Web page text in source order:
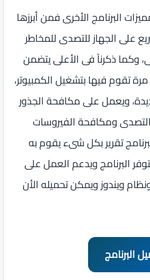
البرنامج الأخرى فمن أبرزها
على الجهاز للتصدى للمخاطر
وكما ذكرناً فى الأعلى يتضمن
تقوم فيها بتشغيل الكمبيوتر،
ويعمل على مكافحة الجذور
ومكافحة الفيروسات
تقرير بكل شىء يقوم به
البرنامج ويدعم العمل على
ويندوز ويمكن تحميله الأن
البرنامج